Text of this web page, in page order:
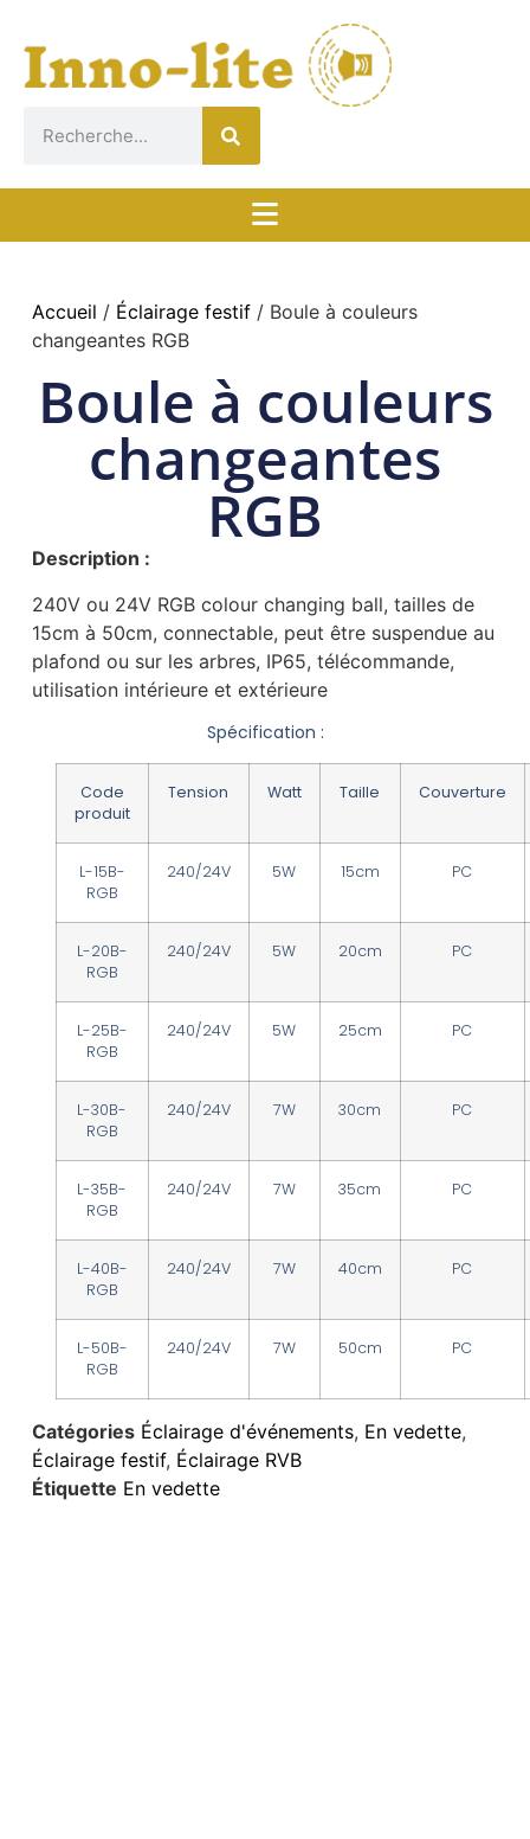
Accueil / Éclairage festif/ Boule à couleurs
changeantes RGB
Boule à couleurs
changeantes
RGB
Description :
240V ou 24V RGB colour changing ball, tailles de
15cm à 50cm, connectable, peut être suspendue au
plafond ou sur les arbres, IP65, télécommande,
utilisation intérieure et extérieure
Spécification :
Code
produit
Tension Watt Taille Couverture
L-15B-
RGB
240/24V 5W 15cm PC
L-20B-
RGB
240/24V 5W 20cm PC
L-25B-
RGB
240/24V 5W 25cm PC
L-30B-
RGB
240/24V 7W 30cm PC
L-35B-
RGB
240/24V 7W 35cm PC
L-40B-
RGB
240/24V 7W 40cm PC
L-50B-
RGB
240/24V 7W 50cm PC
Catégories Éclairage d'événements, En vedette,
Éclairage festif, Éclairage RVB
Étiquette En vedette